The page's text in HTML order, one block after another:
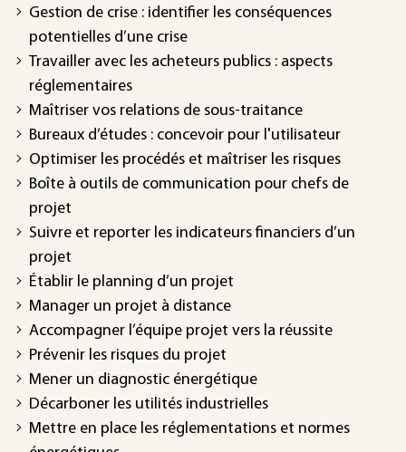
Gestion de crise : identifier les conséquences
potentielles d’une crise
Travailler avec les acheteurs publics : aspects
réglementaires
Maîtriser vos relations de sous-traitance
Bureaux d’études : concevoir pour l'utilisateur
Optimiser les procédés et maîtriser les risques
Boîte à outils de communication pour chefs de
projet
Suivre et reporter les indicateurs financiers d’un
projet
Établir le planning d’un projet
Manager un projet à distance
Accompagner l’équipe projet vers la réussite
Prévenir les risques du projet
Mener un diagnostic énergétique
Décarboner les utilités industrielles
Mettre en place les réglementations et normes